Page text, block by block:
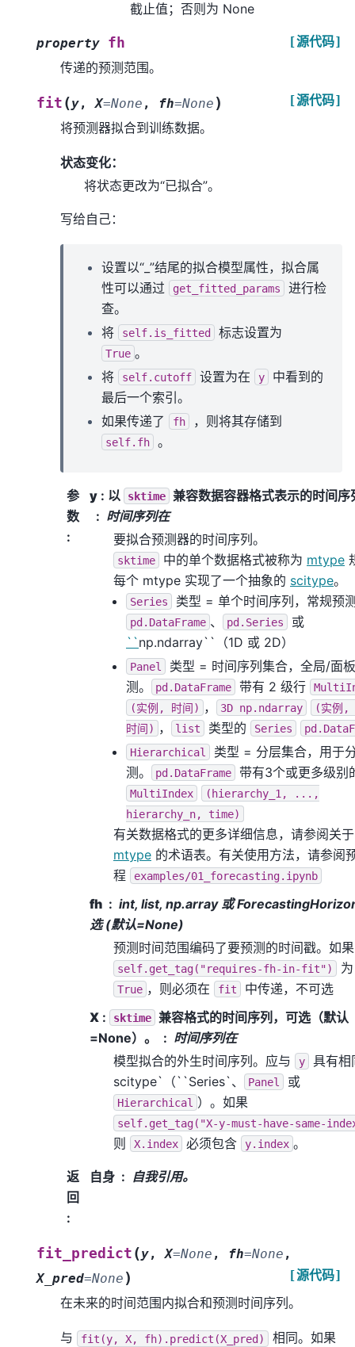
截止值；否则为 None
property fh [源代码]
传递的预测范围。
fit (y,X=None , fh=None ) [源代码]
将预测器拟合到训练数据。
状态变化：
将状态更改为“已拟合”。
写给自己：
设置以“_”结尾的拟合模型属性，拟合属
性可以通过
get_fitted_params
进行检
查。
将
self.is_fitted 标志设置为
True 。
将
self.cutoff 设置为在 y
中看到的
最后一个索引。
如果传递了
fh ，则将其存储到
self.fh 。
参
数
:
y : 以 sktime 兼容数据容器格式表示的时间序
时间序列在
要拟合预测器的时间序列。
sktime 中的单个数据格式被称为 mtype
每个 mtype 实现了一个抽象的 scitype。
Series 类型 = 单个时间序列，常规预
pd.DataFrame 、 pd.Series
或
``np.ndarray``（1D 或 2D）
Panel
类型 = 时间序列集合，全局/面
测。
pd.DataFrame 带有 2 级行
(实例,
时间) ， 3D np.ndarray
(实例,
时间) ， list 类型的 Series
Hierarchical
类型 = 分层集合，用于
测。
pd.DataFrame 带有3个或更多级别
MultiIndex (hierarchy_1,
...,
hierarchy_n,
time)
有关数据格式的更多详细信息，请参阅关于
mtype 的术语表。有关使用方法，请参阅
程
examples/01_forecasting.ipynb
fh
int, list, np.array 或
选 (默认=None)
预测时间范围编码了要预测的时间戳。如果
self.get_tag("requires-fh-in-fit") 为
True ，则必须在 fit
中传递，不可选
X : sktime 兼容格式的时间序列，可选（默认
=None）。
时间序列在
模型拟合的外生时间序列。应与
y
具有相
scitype`（``Series`、 Panel 或
Hierarchical ）。如果
self.get_tag("X-y-must-have-same-
则 X.index 必须包含 y.index 。
返
回
:
自身 自我引用。
fit_predict (y,X=None , fh=None ,
X_pred=None ) [源代码]
在未来的时间范围内拟合和预测时间序列。
与 fit(y, X, fh).predict(X_pred)
相同。如果